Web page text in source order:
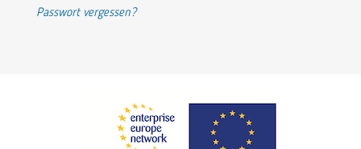
Passwort vergessen?